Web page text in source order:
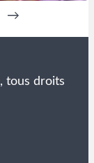
→
, tous droits